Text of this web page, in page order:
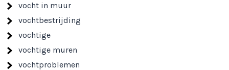
vocht in muur
vochtbestrijding
vochtige
vochtige muren
vochtproblemen